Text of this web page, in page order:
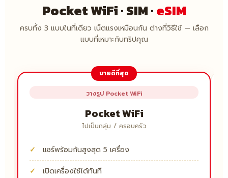
Pocket WiFi · SIM ·eSIM
ครบทั้ง 3 แบบในที่เดียว เน็ตแรงเหมือนกัน ต่างที่วิธีใช้ — เลือก
แบบที่เหมาะกับทริปคุณ
ขายดีที่สุด
วางรูป Pocket WiFi
Pocket WiFi
ไปเป็นกลุ่ม / ครอบครัว
แชร์พร้อมกันสูงสุด 5 เครื่อง
เปิดเครื่องใช้ได้ทันที